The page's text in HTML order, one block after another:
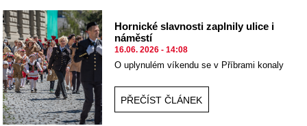
Hornické slavnosti zaplnily ulice i
náměstí
16.06. 2026 - 14:08
O uplynulém víkendu se v Příbrami konaly
PŘEČÍST ČLÁNEK